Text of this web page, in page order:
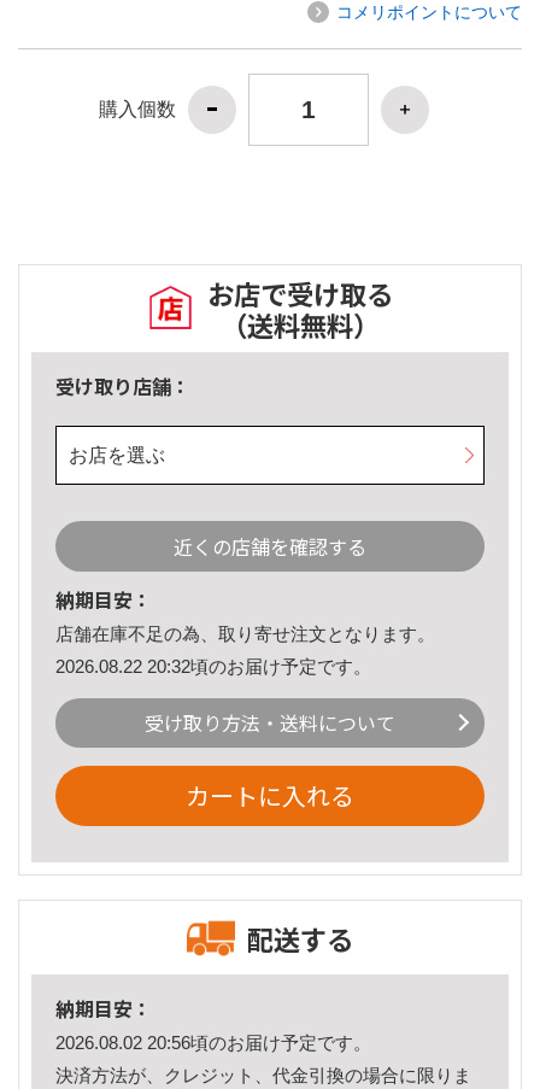
コメリポイントについて
購入個数
お店で受け取る
（送料無料）
受け取り店舗：
お店を選ぶ
近くの店舗を確認する
納期目安：
店舗在庫不足の為、取り寄せ注文となります。
2026.08.22 20:32頃のお届け予定です。
受け取り方法・送料について
カートに入れる
配送する
納期目安：
2026.08.02 20:56頃のお届け予定です。
決済方法が、クレジット、代金引換の場合に限りま